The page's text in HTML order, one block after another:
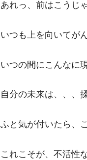
あれっ、前はこうじ
いつも上を向いてが
いつの間にこんなに
自分の未来は、、、
ふと気が付いたら、
これこそが、不活性